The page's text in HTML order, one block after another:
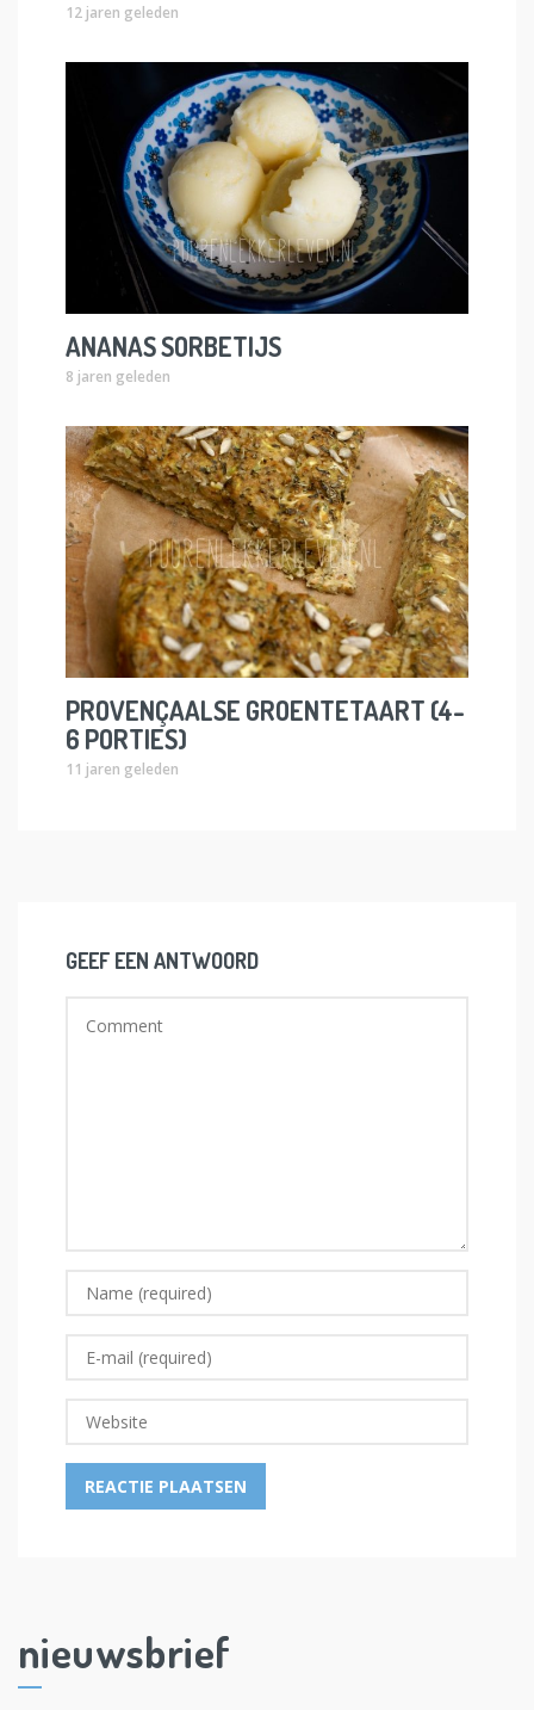
12 jaren geleden
ANANAS SORBETIJS
8 jaren geleden
PROVENÇAALSE GROENTETAART (4-
6 PORTIES)
11 jaren geleden
GEEF EEN ANTWOORD
nieuwsbrief